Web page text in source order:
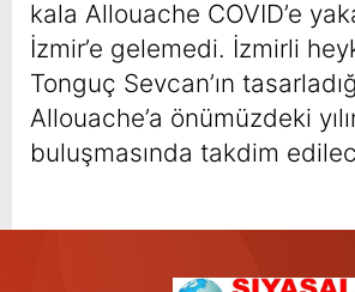
kala Allouache COVID’e
İzmir’e gelemedi. İzmirli
Tonguç Sevcan’ın
Allouache’a önümüzdeki
buluşmasında takdim